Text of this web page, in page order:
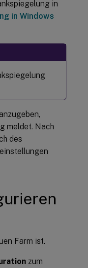
in
in Windows
meldet. Nach
des
Farm ist.
zum